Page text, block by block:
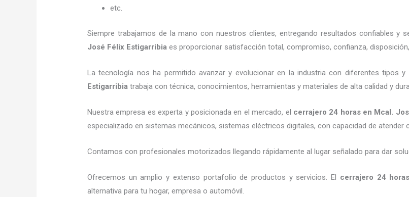
etc.
Siempre trabajamos de la mano con nuestros clientes, entregando resultados confiables y
José Félix Estigarribia es proporcionar satisfacción total, compromiso, confianza,
La tecnología nos ha permitido avanzar y evolucionar en la industria con diferentes tipos y
Estigarribia trabaja con técnica, conocimientos, herramientas y materiales de alta calidad y
Nuestra empresa es experta y posicionada en el mercado, el cerrajero 24 horasen Mcal.
especializado en sistemas mecánicos, sistemas eléctricos digitales, con capacidad de atender
Contamos con profesionales motorizados llegando rápidamente al lugar señalado para dar
Ofrecemos un amplio y extenso portafolio de productos y servicios. El cerrajero 24 horas
alternativa para tu hogar, empresa o automóvil.